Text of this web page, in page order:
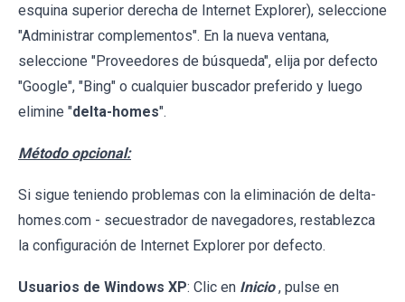
esquina superior derecha de Internet Explorer), seleccione
"Administrar complementos". En la nueva ventana,
seleccione "Proveedores de búsqueda", elija por defecto
"Google", "Bing" o cualquier buscador preferido y luego
elimine "delta-homes".
Método opcional:
Si sigue teniendo problemas con la eliminación de delta-
homes.com - secuestrador de navegadores, restablezca
la configuración de Internet Explorer por defecto.
Usuarios de Windows XP: Clic en Inicio , pulse en